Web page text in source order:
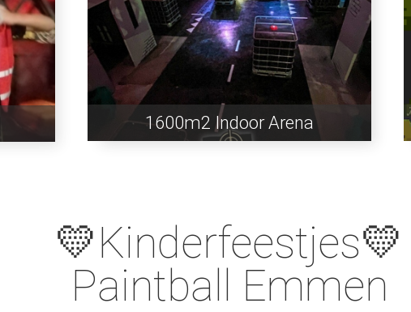
1600m2 Indoor Arena
💛Kinderfeestjes💛
Paintball Emmen